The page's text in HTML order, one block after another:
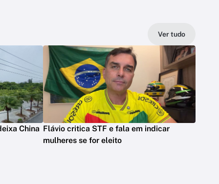
Ver tudo
China Flávio critica STF e fala em indicar
mulheres se for eleito